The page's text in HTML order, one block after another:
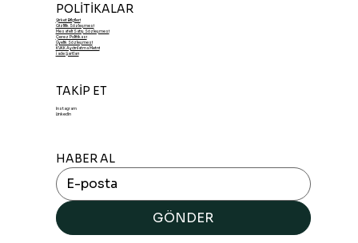
POLİTİKALAR
Şirket Bilgileri
Gizlilik Sözleşmesi
Mesafeli Satış Sözleşmesi
Çerez Politikası
Üyelik Sözleşmesi
KVKK Aydınlatma Metni
İade Şartları
TAKİP ET
Instagram
LinkedIn
HABER AL
GÖNDER